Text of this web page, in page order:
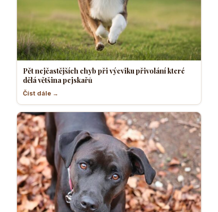
Pět nejčastějších chyb při výcviku přivolání které
dělá většina pejskařů
Číst dále →